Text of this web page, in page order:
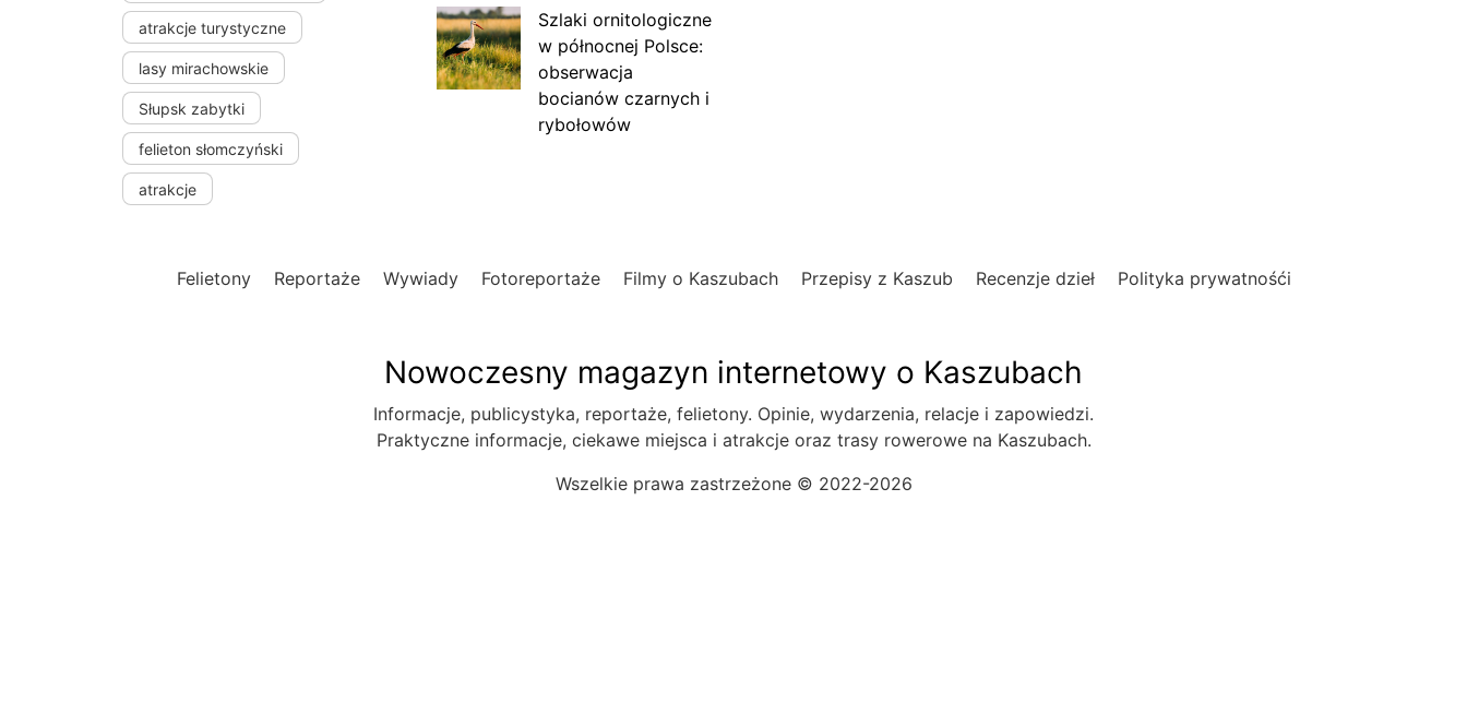
atrakcje turystyczne
lasy mirachowskie
Słupsk zabytki
felieton słomczyński
atrakcje
Szlaki ornitologiczne
w północnej Polsce:
obserwacja
bocianów czarnych i
rybołowów
Felietony Reportaże Wywiady Fotoreportaże Filmy o Kaszubach Przepisy z Kaszub Recenzje dzieł Polityka prywatnośći
Nowoczesny magazyn internetowy o Kaszubach
Informacje, publicystyka, reportaże, felietony. Opinie, wydarzenia, relacje i zapowiedzi.
Praktyczne informacje, ciekawe miejsca i atrakcje oraz trasy rowerowe na Kaszubach.
Wszelkie prawa zastrzeżone © 2022-2026